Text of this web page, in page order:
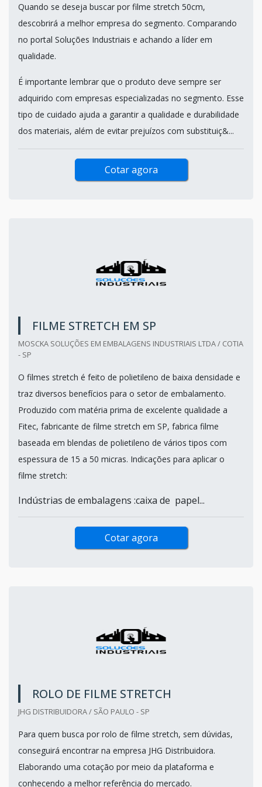
Quando se deseja buscar por filme stretch 50cm,
descobrirá a melhor empresa do segmento. Comparando
no portal Soluções Industriais e achando a líder em
qualidade.
É importante lembrar que o produto deve sempre ser
adquirido com empresas especializadas no segmento. Esse
tipo de cuidado ajuda a garantir a qualidade e durabilidade
dos materiais, além de evitar prejuízos com substituiç&...
Cotar agora
FILME STRETCH EM SP
MOSCKA SOLUÇÕES EM EMBALAGENS INDUSTRIAIS LTDA / COTIA
- SP
O filmes stretch é feito de polietileno de baixa densidade e
traz diversos benefícios para o setor de embalamento.
Produzido com matéria prima de excelente qualidade a
Fitec, fabricante de filme stretch em SP, fabrica filme
baseada em blendas de polietileno de vários tipos com
espessura de 15 a 50 micras. Indicações para aplicar o
filme stretch:
Indústrias de embalagens :caixa de papel...
Cotar agora
ROLO DE FILME STRETCH
JHG DISTRIBUIDORA / SÃO PAULO - SP
Para quem busca por rolo de filme stretch, sem dúvidas,
conseguirá encontrar na empresa JHG Distribuidora.
Elaborando uma cotação por meio da plataforma e
conhecendo a melhor referência do mercado.